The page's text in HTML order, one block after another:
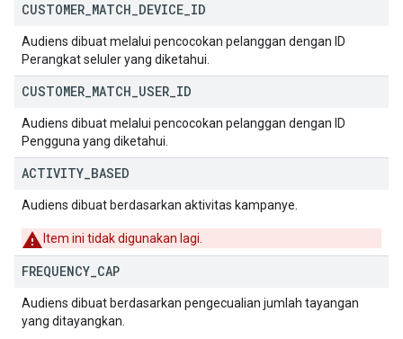
CUSTOMER MATCH DEVICE ID
Audiens dibuat melalui pencocokan pelanggan dengan ID
Perangkat seluler yang diketahui.
CUSTOMER MATCH USER ID
Audiens dibuat melalui pencocokan pelanggan dengan ID
Pengguna yang diketahui.
ACTIVITY BASED
Audiens dibuat berdasarkan aktivitas kampanye.
Item ini tidak digunakan lagi.
FREQUENCY CAP
Audiens dibuat berdasarkan pengecualian jumlah tayangan
yang ditayangkan.